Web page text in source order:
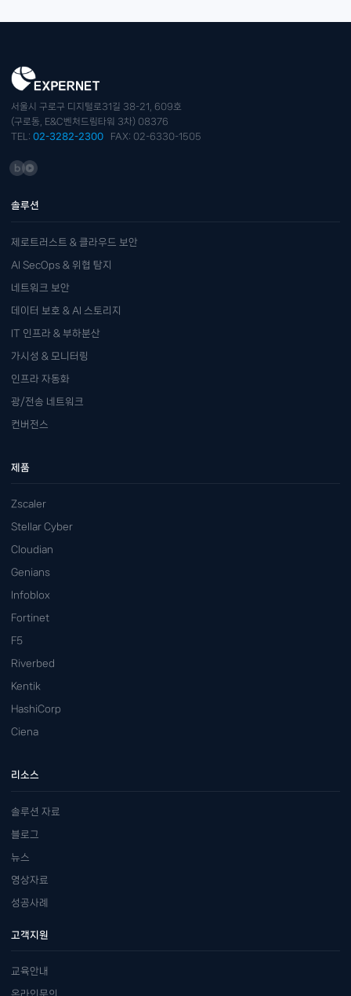
서울시 구로구 디지털로31길 38-21, 609호
(구로동, E&C벤처드림타워 3차) 08376
TEL: 02-3282-2300 FAX: 02-6330-1505
솔루션
제로트러스트 & 클라우드 보안
AI SecOps & 위협 탐지
네트워크 보안
데이터 보호 & AI 스토리지
IT 인프라 & 부하분산
가시성 & 모니터링
인프라 자동화
광/전송 네트워크
컨버전스
제품
Zscaler
Stellar Cyber
Cloudian
Genians
Infoblox
Fortinet
F5
Riverbed
Kentik
HashiCorp
Ciena
리소스
솔루션 자료
블로그
뉴스
영상자료
성공사례
고객지원
교육안내